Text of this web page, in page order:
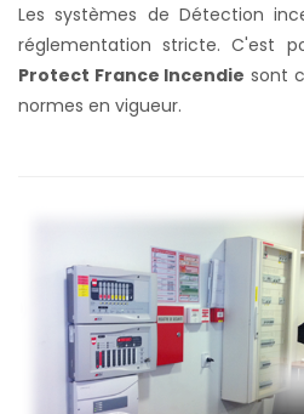
Les systèmes de Détection
réglementation stricte. C'est
Protect France Incendie sont
normes en vigueur.